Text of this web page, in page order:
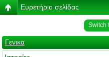
Ευρετήριο σελίδας
Switch
Γενικα